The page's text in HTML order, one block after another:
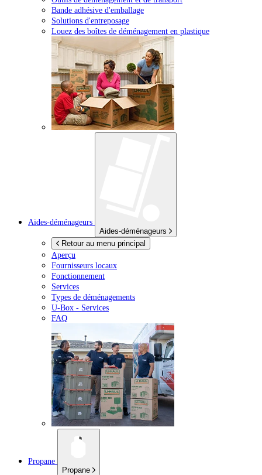
Bande adhésive d'emballage
Solutions d'entreposage
Louez des boîtes de déménagement en plastique
Aides-déménageurs
Aides-déménageurs
Retour au menu principal
Aperçu
Fournisseurs locaux
Fonctionnement
Services
Types de déménagements
U-Box - Services
FAQ
Propane
Propane